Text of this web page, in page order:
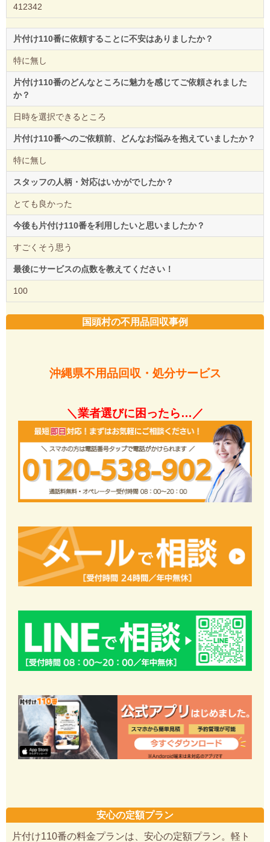
412342
片付け110番に依頼することに不安はありましたか？
特に無し
片付け110番のどんなところに魅力を感じてご依頼されました
か？
日時を選択できるところ
片付け110番へのご依頼前、どんなお悩みを抱えていましたか？
特に無し
スタッフの人柄・対応はいかがでしたか？
とても良かった
今後も片付け110番を利用したいと思いましたか？
すごくそう思う
最後にサービスの点数を教えてください！
100
国頭村の不用品回収事例
沖縄県不用品回収・処分サービス
＼業者選びに困ったら…／
安心の定額プラン
片付け110番の料金プランは、安心の定額プラン。軽ト